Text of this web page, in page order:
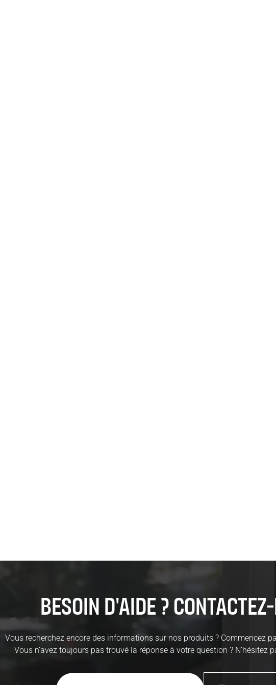
Besoin d'aide ?
Vous recherchez encore des informations sur nos produits ? Commencez
Vous n’avez toujours pas trouvé la réponse à votre question ? N’hésitez